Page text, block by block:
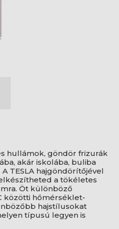
hullámok, göndör frizurák
akár iskolába, buliba
TESLA hajgöndörítőjével
a tökéletes
Öt különböző
közötti hőmérséklet-
hajstílusokat
típusú legyen is